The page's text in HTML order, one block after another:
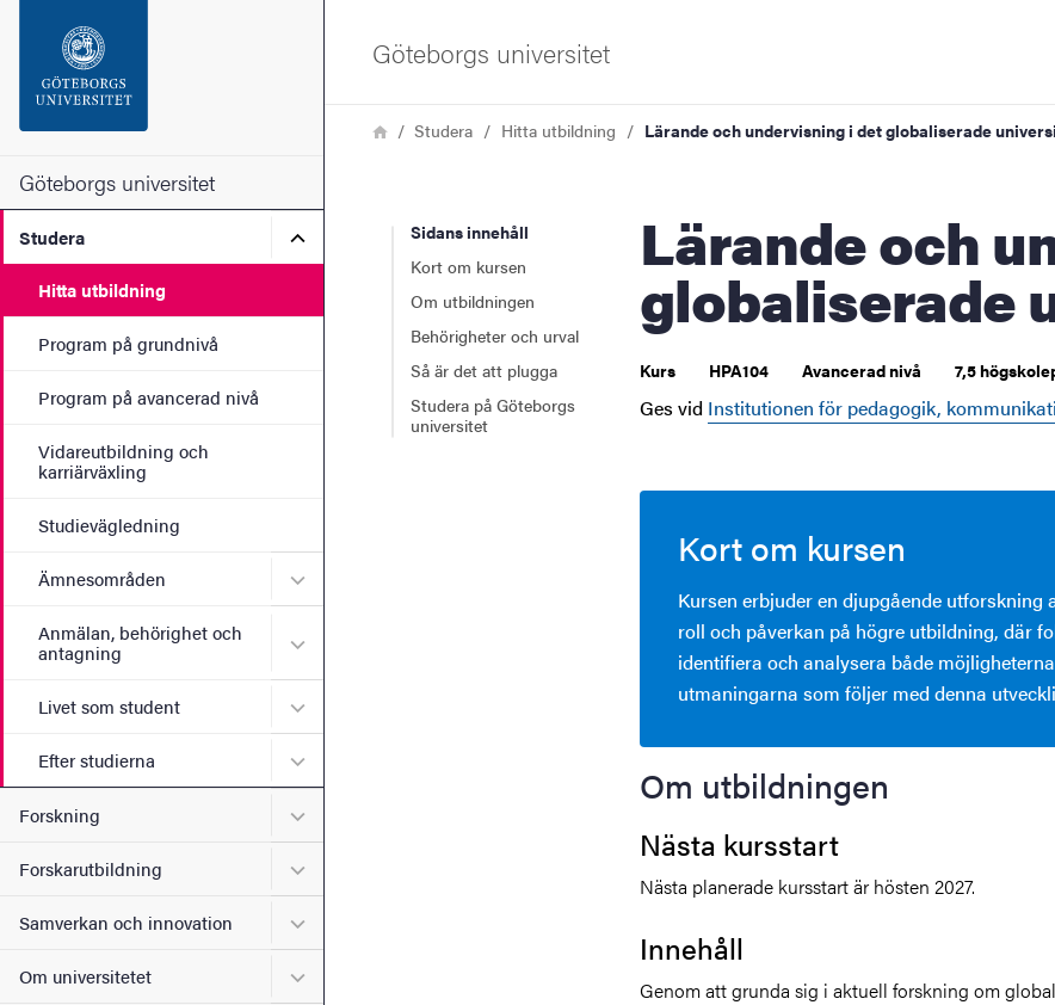
Sidfoten
Om webbplatsen
Göteborgs universitet
Studera Undermeny för Studera
Hitta utbildning
Program på grundnivå
Program på avancerad nivå
Vidareutbildning och
karriärväxling
Studievägledning
Ämnesområden Undermeny för Ämnesområden
Anmälan, behörighet och
antagning
Undermeny för Anmälan, behörighet och antagning
Livet som student Undermeny för Livet som student
Efter studierna Undermeny för Efter studierna
Forskning Undermeny för Forskning
Forskarutbildning Undermeny för Forskarutbildning
Samverkan och innovation Undermeny för Samverkan och innovation
Om universitetet Undermeny för Om universitetet
Göteborgs universitet
LänkstigHemStudera Hitta utbildning Lärande och undervisning i det globaliserade
Sidans innehåll
Kort om kursen
Om utbildningen
Behörigheter och urval
Så är det att plugga
Studera på Göteborgs
universitet
Lärande och undervisning i det
globaliserade
Kurs HPA104 Avancerad nivå 7,5
Ges vid Institutionen för pedagogik,
Kort om kursen
Kursen erbjuder en djupgående utforskning
roll och påverkan på högre utbildning, där
identifiera och analysera både
utmaningarna som följer med denna
Om utbildningen
Nästa kursstart
Nästa planerade kursstart är hösten 2027.
Innehåll
Genom att grunda sig i aktuell forskning om